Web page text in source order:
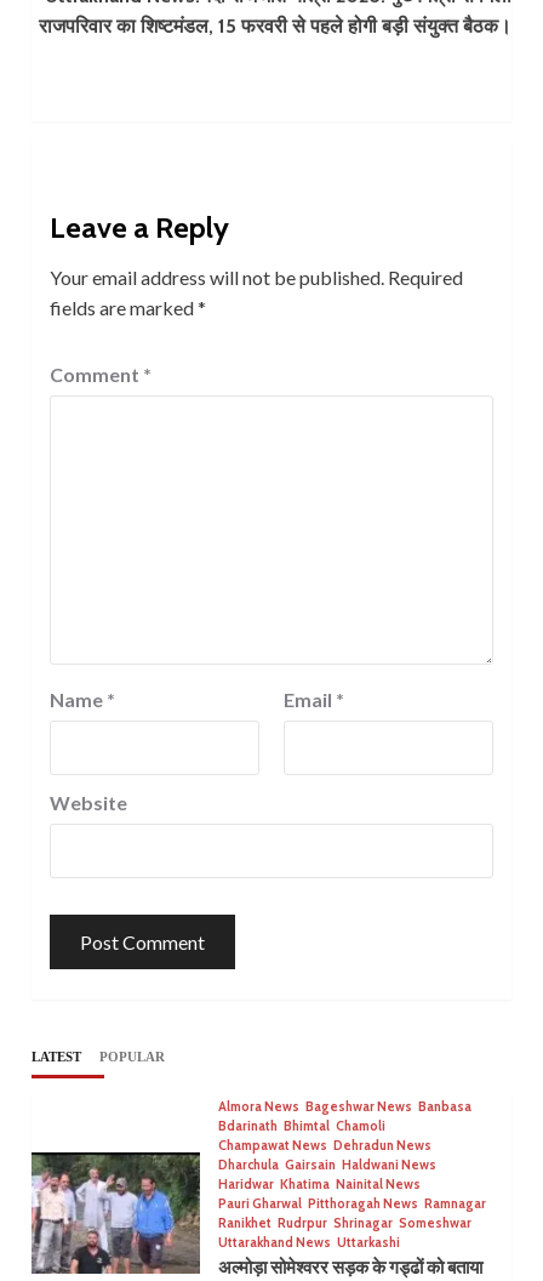
राजपरिवार का शिष्टमंडल, 15 फरवरी से पहले होगी बड़ी संयुक्त बैठक।
Leave a Reply
Your email address will not be published. Required
fields are marked*
Comment *
Name * Email *
Website
LATEST POPULAR
Almora News Bageshwar News Banbasa
Bdarinath Bhimtal Chamoli
Champawat News Dehradun News
Dharchula Gairsain Haldwani News
Haridwar Khatima Nainital News
Pauri Gharwal Pitthoragah News Ramnagar
Ranikhet Rudrpur Shrinagar Someshwar
Uttarakhand News Uttarkashi
अल्मोड़ा सोमेश्वरर सड़क के गड्ढों को बताया